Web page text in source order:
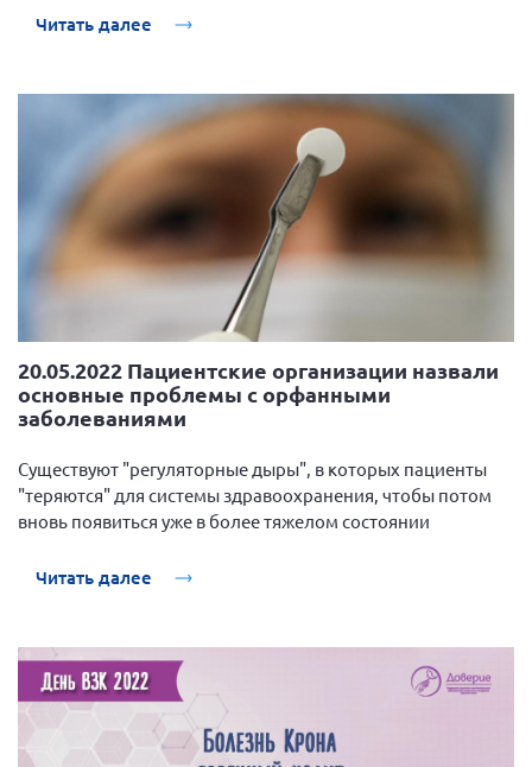
Читать далее
20.05.2022 Пациентские организации назвали
основные проблемы с орфанными
заболеваниями
Существуют "регуляторные дыры", в которых пациенты
"теряются" для системы здравоохранения, чтобы потом
вновь появиться уже в более тяжелом состоянии
Читать далее